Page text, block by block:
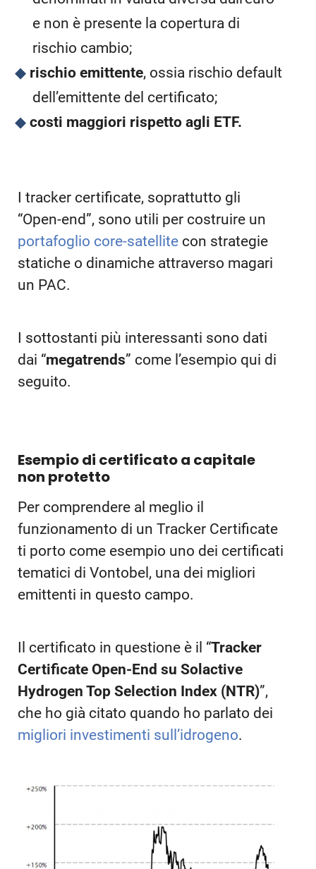
e non è presente la copertura di
rischio cambio;
rischio emittente, ossia rischio default
dell’emittente del certificato;
costi maggiori rispetto agli ETF.
I tracker certificate, soprattutto gli
“Open-end”, sono utili per costruire un
portafoglio core-satellite con strategie
statiche o dinamiche attraverso magari
un PAC.
I sottostanti più interessanti sono dati
dai “megatrends” come l’esempio qui di
seguito.
Esempio di certificato a capitale
non protetto
Per comprendere al meglio il
funzionamento di un Tracker Certificate
ti porto come esempio uno dei certificati
tematici di Vontobel, una dei migliori
emittenti in questo campo.
Il certificato in questione è il “Tracker
Certificate Open-End su Solactive
Hydrogen Top Selection Index (NTR)”,
che ho già citato quando ho parlato dei
migliori investimenti sull’idrogeno.